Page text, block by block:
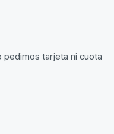
pedimos tarjeta ni cuota